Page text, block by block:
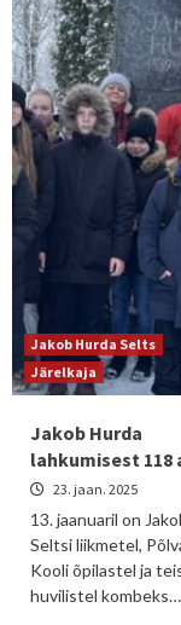
Jakob Hurda Selts
Järelkaja
Jakob Hurda
lahkumisest 118
23. jaan. 2025
13. jaanuaril on
Seltsi liikmetel,
Kooli õpilastel ja
huvilistel kombeks…